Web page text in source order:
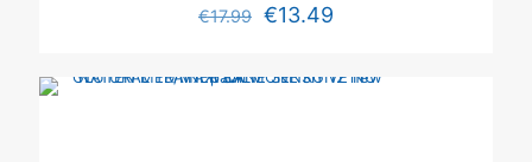
€17.99 €13.49